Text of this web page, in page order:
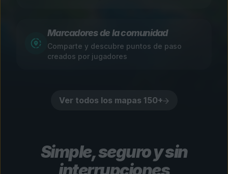
Marcadores de la comunidad
Comparte y descubre puntos de paso
creados por jugadores
Ver todos los mapas 150+
Simple, seguro y sin